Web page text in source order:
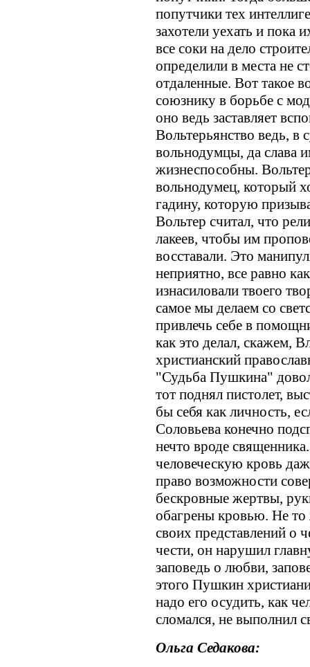
попутчики тех
захотели уехать и пока
все соки на дело
определили в места не
отдаленные. Вот такое
союзнику в борьбе с
оно ведь заставляет
Вольтерьянство ведь, в
вольнодумцы, да слава
жизнеспособны.
вольнодумец, который
гадину, которую
Вольтер считал, что
лакеев, чтобы им
восставали. Это
неприятно, все равно
изнасиловали твоего
самое мы делаем со
привлечь себе в
как это делал, скажем,
христианский
"Судьба Пушкина"
тот поднял пистолет,
бы себя как личность,
Соловьева конечно
нечто вроде
человеческую кровь
право возможности
бескровные жертвы,
обагрены кровью. Не то
своих представлений о
чести, он нарушил
заповедь о любви,
этого Пушкин
надо его осудить, как
сломался, не выполнил
Ольга Седакова: